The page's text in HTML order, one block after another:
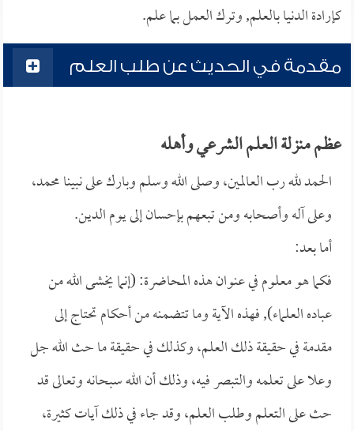
كإرادة الدنيا بالعلم, وترك العمل بما علم.
مقدمة في الحديث عن طلب العلم
عظم منزلة العلم الشرعي وأهله
الحمد لله رب العالمين، وصلى الله وسلم وبارك على نبينا محمد،
وعلى آله وأصحابه ومن تبعهم بإحسان إلى يوم الدين.
أما بعد:
فكما هو معلوم في عنوان هذه المحاضرة: (إنما يخشى الله من
عباده العلماء), فهذه الآية وما تتضمنه من أحكام تحتاج إلى
مقدمة في حقيقة ذلك العلم، وكذلك في حقيقة ما حث الله جل
وعلا على تعلمه والتبصر فيه، وذلك أن الله سبحانه وتعالى قد
حث على التعلم وطلب العلم، وقد جاء في ذلك آيات كثيرة،